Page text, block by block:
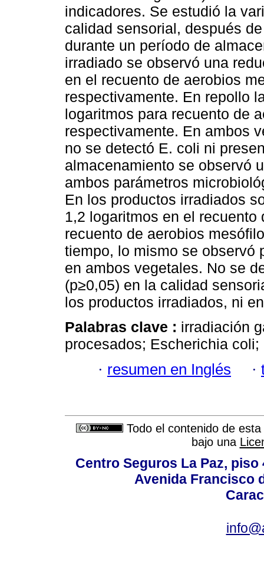
indicadores. Se estudió la
calidad sensorial, después
durante un período de
irradiado se observó una
en el recuento de aerobios
respectivamente. En repollo
logaritmos para recuento de
respectivamente. En ambos
no se detectó E. coli ni
almacenamiento se observó
ambos parámetros
En los productos irradiados
1,2 logaritmos en el
recuento de aerobios
tiempo, lo mismo se observó
en ambos vegetales. No se
(p≥0,05) en la calidad
los productos irradiados, ni
Palabras clave : irradiación
procesados; Escherichia
· resumen en Inglés ·
Todo el contenido de
bajo una
Centro Seguros La Paz,
Avenida Francisco